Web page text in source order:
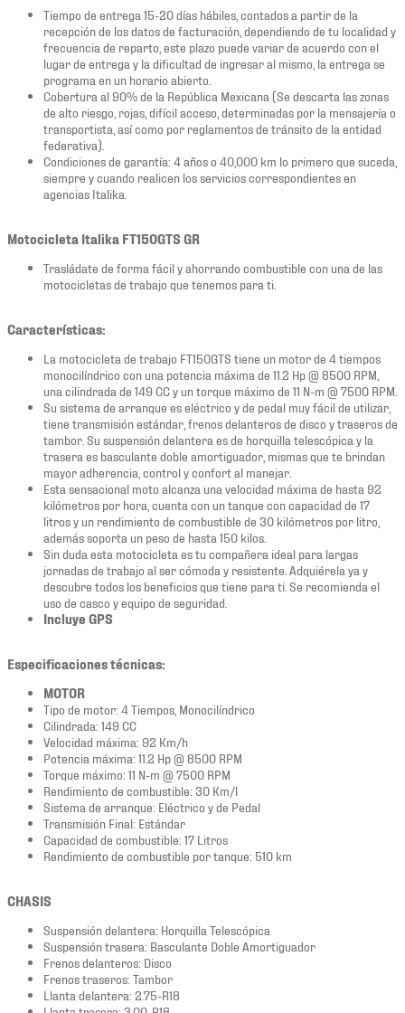
Tiempo de entrega 15-20 días hábiles, contados a partir de la
recepción de los datos de facturación, dependiendo de tu localidad y
frecuencia de reparto, este plazo puede variar de acuerdo con el
lugar de entrega y la dificultad de ingresar al mismo, la entrega se
programa en un horario abierto.
Cobertura al 90% de la República Mexicana (Se descarta las zonas
de alto riesgo, rojas, difícil acceso, determinadas por la mensajería o
transportista, así como por reglamentos de tránsito de la entidad
federativa).
Condiciones de garantía: 4 años o 40,000 km lo primero que suceda,
siempre y cuando realicen los servicios correspondientes en
agencias Italika.
Motocicleta Italika FT150GTS GR
Trasládate de forma fácil y ahorrando combustible con una de las
motocicletas de trabajo que tenemos para ti.
Características:
La motocicleta de trabajo FT150GTS tiene un motor de 4 tiempos
monocilíndrico con una potencia máxima de 11.2 Hp @ 8500 RPM,
una cilindrada de 149 CC y un torque máximo de 11 N-m @ 7500 RPM.
Su sistema de arranque es eléctrico y de pedal muy fácil de utilizar,
tiene transmisión estándar, frenos delanteros de disco y traseros de
tambor. Su suspensión delantera es de horquilla telescópica y la
trasera es basculante doble amortiguador, mismas que te brindan
mayor adherencia, control y confort al manejar.
Esta sensacional moto alcanza una velocidad máxima de hasta 92
kilómetros por hora, cuenta con un tanque con capacidad de 17
litros y un rendimiento de combustible de 30 kilómetros por litro,
además soporta un peso de hasta 150 kilos.
Sin duda esta motocicleta es tu compañera ideal para largas
jornadas de trabajo al ser cómoda y resistente. Adquiérela ya y
descubre todos los beneficios que tiene para ti. Se recomienda el
uso de casco y equipo de seguridad.
Incluye GPS
Especificaciones técnicas:
MOTOR
Tipo de motor: 4 Tiempos, Monocilíndrico
Cilindrada: 149 CC
Velocidad máxima: 92 Km/h
Potencia máxima: 11.2 Hp @ 8500 RPM
Torque máximo: 11 N-m @ 7500 RPM
Rendimiento de combustible: 30 Km/l
Sistema de arranque: Eléctrico y de Pedal
Transmisión Final: Estándar
Capacidad de combustible: 17 Litros
Rendimiento de combustible por tanque: 510 km
CHASIS
Suspensión delantera: Horquilla Telescópica
Suspensión trasera: Basculante Doble Amortiguador
Frenos delanteros: Disco
Frenos traseros: Tambor
Llanta delantera: 2.75-R18